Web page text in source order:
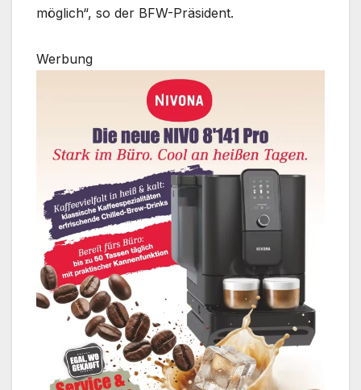
möglich“, so der BFW-Präsident.
Werbung